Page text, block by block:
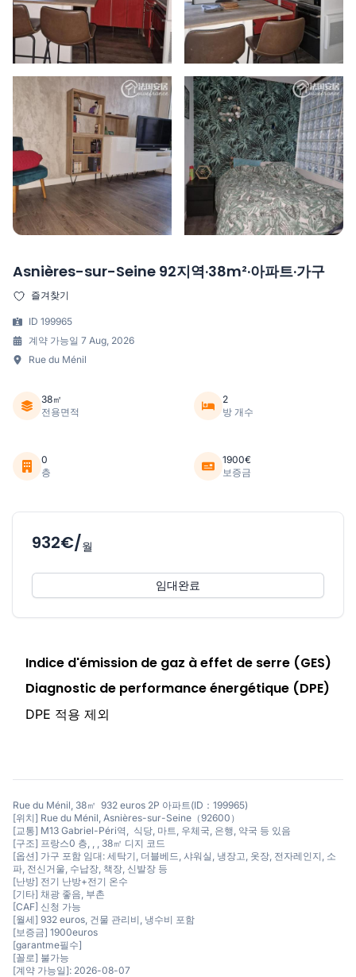
Asnières-sur-Seine 92지역·38m²·아파트·가구
즐겨찾기
ID 199965
계약 가능일 7 Aug, 2026
Rue du Ménil
38㎡
전용면적
2
방 개수
0
층
1900€
보증금
932€/월
임대완료
Indice d'émission de gaz à effet de serre (GES)
Diagnostic de performance énergétique (DPE)
DPE 적용 제외
Rue du Ménil, 38㎡ 932 euros 2P 아파트(ID：199965)
[위치] Rue du Ménil, Asnières-sur-Seine（92600）
[교통] M13 Gabriel-Péri역, 식당, 마트, 우체국, 은행, 약국 등 있음
[구조] 프랑스0 층, , , 38㎡ 디지 코드
[옵션] 가구 포함 임대: 세탁기, 더블베드, 샤워실, 냉장고, 옷장, 전자레인지, 소
파, 전신거울, 수납장, 책장, 신발장 등
[난방] 전기 난방+전기 온수
[기타] 채광 좋음, 부촌
[CAF] 신청 가능
[월세] 932 euros, 건물 관리비, 냉수비 포함
[보증금] 1900euros
[garantme필수]
[꼴로] 불가능
[계약 가능일]: 2026-08-07